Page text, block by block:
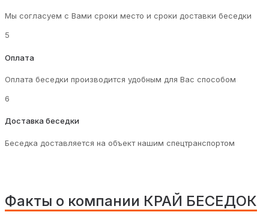
Мы согласуем с Вами сроки место и сроки доставки беседки
5
Оплата
Оплата беседки производится удобным для Вас способом
6
Доставка беседки
Беседка доставляется на объект нашим спецтранспортом
Факты о компании КРАЙ БЕСЕДОК